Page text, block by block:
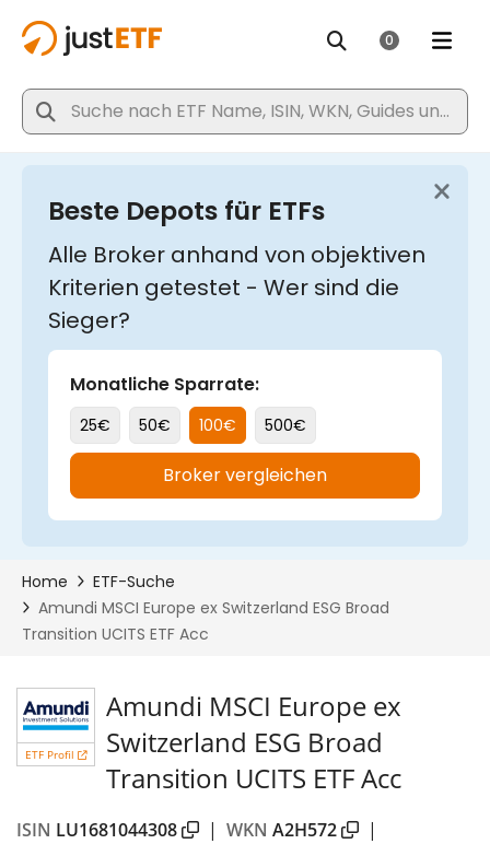
ETF Profil
Amundi MSCI Europe ex
Switzerland ESG Broad
Transition UCITS ETF Acc
ISIN LU1681044308 | WKN A2H572
|